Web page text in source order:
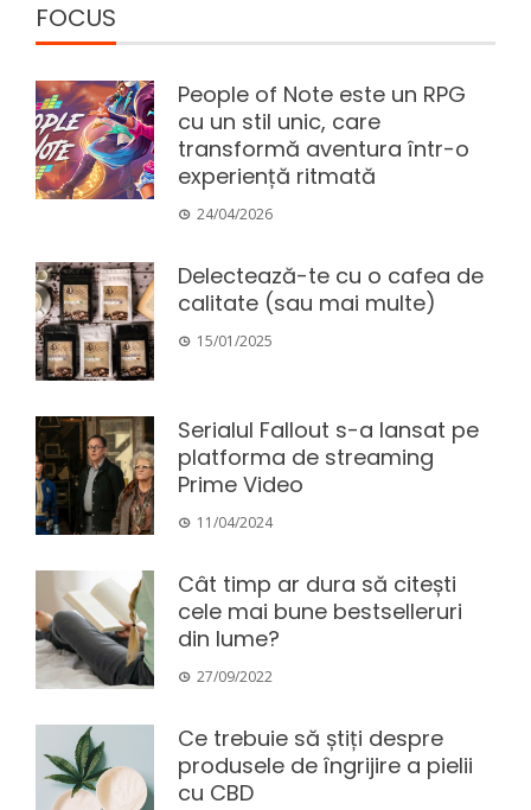
FOCUS
People of Note este un RPG
cu un stil unic, care
transformă aventura într-o
experiență ritmată
24/04/2026
Delectează-te cu o cafea de
calitate (sau mai multe)
15/01/2025
Serialul Fallout s-a lansat pe
platforma de streaming
Prime Video
11/04/2024
Cât timp ar dura să citești
cele mai bune bestselleruri
din lume?
27/09/2022
Ce trebuie să știți despre
produsele de îngrijire a pielii
cu CBD